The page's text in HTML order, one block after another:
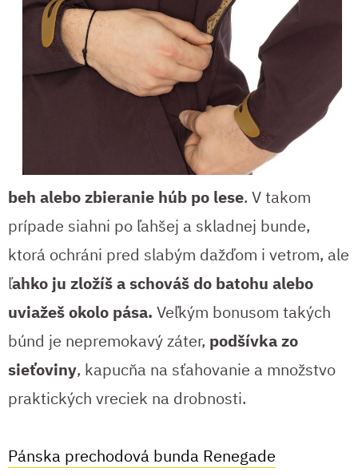
beh alebo zbieranie húb po lese. V takom
prípade siahni po ľahšej a skladnej bunde,
ktorá ochráni pred slabým dažďom i vetrom, ale
ľahko ju zložíš a schováš do batohu alebo
uviažeš okolo pása. Veľkým bonusom takých
búnd je nepremokavý záter, podšívka zo
sieťoviny, kapucňa na sťahovanie a množstvo
praktických vreciek na drobnosti.
Pánska prechodová bunda Renegade